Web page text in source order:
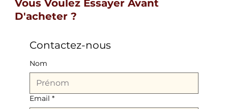
Vous Voulez Essayer Avant
D'acheter ?
Contactez-nous
Nom
Email *